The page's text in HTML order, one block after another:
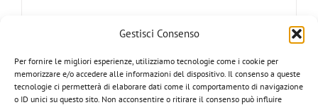
Gestisci Consenso
Per fornire le migliori esperienze, utilizziamo tecnologie come i cookie per
memorizzare e/o accedere alle informazioni del dispositivo. Il consenso a queste
tecnologie ci permetterà di elaborare dati come il comportamento di navigazione
o ID unici su questo sito. Non acconsentire o ritirare il consenso può influire
ZYLKENE 450 mg – Barattolo da 30 Capsule –
Dettagli